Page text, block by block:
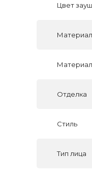
Цвет
Отделка
Стиль
Тип лица